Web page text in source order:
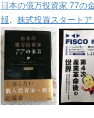
日本の億万投資家 77の
報、 株式投資スタートア